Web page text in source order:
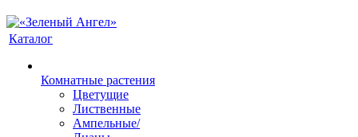
Каталог
Комнатные растения
Цветущие
Лиственные
Ампельные/